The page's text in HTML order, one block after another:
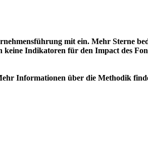
mit ein. Mehr Sterne
keine Indikatoren für den Impact des
Informationen über die Methodik